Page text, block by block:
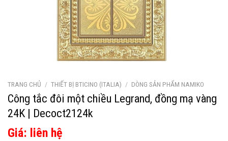
TRANG CHỦ / THIẾT BỊ BTICINO (ITALIA) / DÒNG SẢN PHẨM NAMIKO
Công tắc đôi một chiều Legrand, đồng mạ vàng
24K | Decoct2124k
Giá: liên hệ